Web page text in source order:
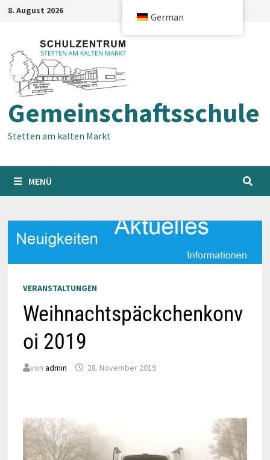
Zum8. August 2026
Gemeinschaftsschule
Stetten am kalten Markt
MENÜ
VERANSTALTUNGEN
Weihnachtspäckchenkonv
oi 2019
von admin 28. November 2019
German